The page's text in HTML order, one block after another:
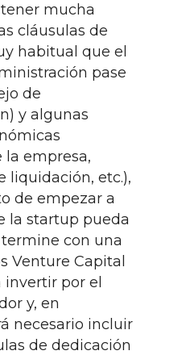
mucha
cláusulas de
habitual que el
pase
de
y algunas
la empresa,
liquidación, etc.),
de empezar a
la startup pueda
con una
Venture Capital
por el
y, en
necesario incluir
de dedicación